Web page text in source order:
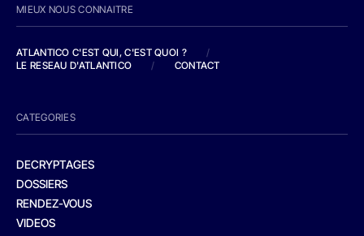
MIEUX NOUS CONNAITRE
ATLANTICO C'EST QUI, C'EST QUOI ?
/
LE RESEAU D'ATLANTICO
/ CONTACT
CATEGORIES
DECRYPTAGES
DOSSIERS
RENDEZ-VOUS
VIDEOS